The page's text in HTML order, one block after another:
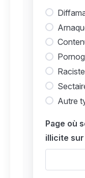
Raciste
Autre
Page où
illicite